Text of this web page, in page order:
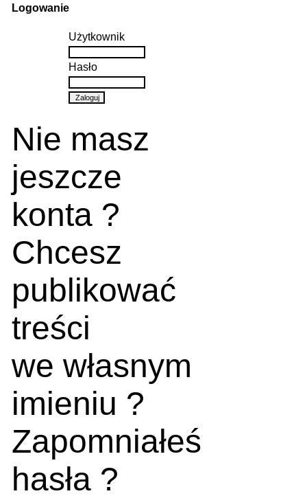
Logowanie
Użytkownik
Hasło
Nie masz
jeszcze
konta ?
Chcesz
publikować
treści
we własnym
imieniu ?
Zapomniałeś
hasła ?